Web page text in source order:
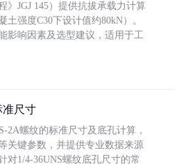
》JGJ 145）提供抗拔承载力计算
土强度C30下设计值约80kN）。
影响因素及选型建议，适用于工
准尺寸
2A螺纹的标准尺寸及底孔计算，
关键参数，并提供专业数据来源
对1/4-36UNS螺纹底孔尺寸的常